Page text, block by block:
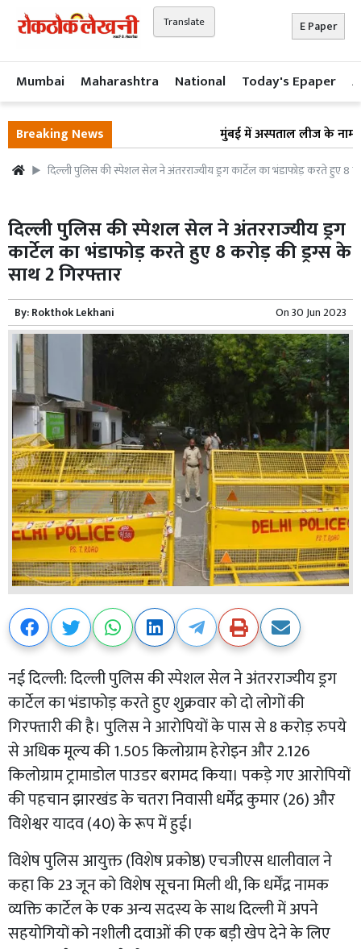
Translate E Paper
Mumbai Maharashtra National Today's Epaper
Breaking News मुंबई में अस्पताल लीज के नाम
दिल्ली पुलिस की स्पेशल सेल ने अंतरराज्यीय ड्रग कार्टेल का भंडाफोड़ करते हुए 8
दिल्ली पुलिस की स्पेशल सेल ने अंतरराज्यीय ड्रग
कार्टेल का भंडाफोड़ करते हुए 8 करोड़ की ड्रग्स के
साथ 2 गिरफ्तार
By:Rokthok Lekhani On30 Jun 2023
नई दिल्ली: दिल्ली पुलिस की स्पेशल सेल ने अंतरराज्यीय ड्रग
कार्टेल का भंडाफोड़ करते हुए शुक्रवार को दो लोगों की
गिरफ्तारी की है। पुलिस ने आरोपियाें के पास से 8 करोड़ रुपये
से अधिक मूल्य की 1.505 किलोग्राम हेरोइन और 2.126
किलोग्राम ट्रामाडोल पाउडर बरामद किया। पकड़े गए आरोपियों
की पहचान झारखंड के चतरा निवासी धर्मेंद्र कुमार (26) और
विशेश्वर यादव (40) के रूप में हुई।
विशेष पुलिस आयुक्त (विशेष प्रकोष्ठ) एचजीएस धालीवाल ने
कहा कि 23 जून को विशेष सूचना मिली थी, कि धर्मेंद्र नामक
व्यक्ति कार्टेल के एक अन्य सदस्य के साथ दिल्ली में अपने
सहयोगियों को नशीली दवाओं की एक बड़ी खेप देने के लिए